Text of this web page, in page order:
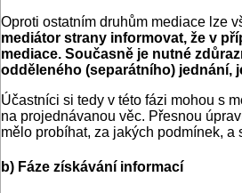
Oproti ostatním druhům mediace lze
mediátor strany informovat, že v
mediace. Současně je nutné
odděleného (separátního) jednání,
Účastníci si tedy v této fázi mohou s
na projednávanou věc. Přesnou
mělo probíhat, za jakých podmínek, a
b) Fáze získávání informací